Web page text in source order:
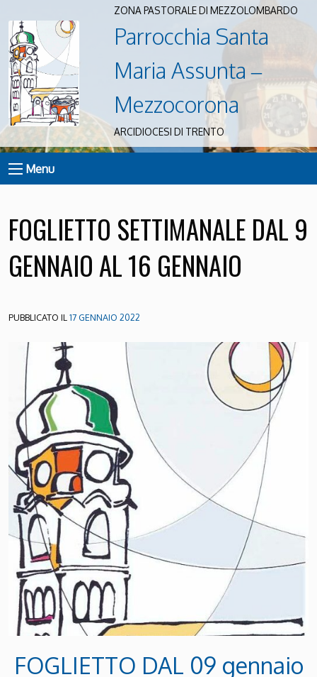
ZONA PASTORALE DI MEZZOLOMBARDO
Parrocchia Santa
Maria Assunta –
Mezzocorona
ARCIDIOCESI DI TRENTO
Menu
FOGLIETTO SETTIMANALE DAL 9
GENNAIO AL 16 GENNAIO
PUBBLICATO IL17 GENNAIO 2022
FOGLIETTO DAL 09 gennaio